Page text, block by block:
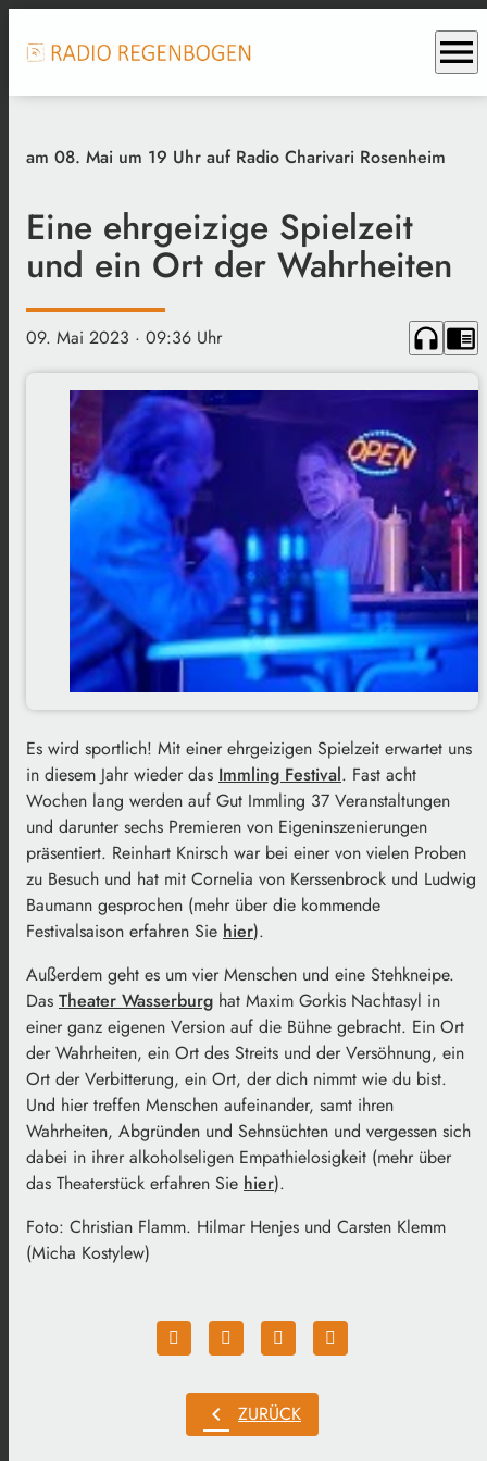
menu
am 08. Mai um 19 Uhr auf Radio Charivari Rosenheim
Eine ehrgeizige Spielzeit
und ein Ort der Wahrheiten
09. Mai 2023 · 09:36 Uhr headphones chrome_reader_mode
Es wird sportlich! Mit einer ehrgeizigen Spielzeit erwartet uns
in diesem Jahr wieder das Immling Festival. Fast acht
Wochen lang werden auf Gut Immling 37 Veranstaltungen
und darunter sechs Premieren von Eigeninszenierungen
präsentiert. Reinhart Knirsch war bei einer von vielen Proben
zu Besuch und hat mit Cornelia von Kerssenbrock und Ludwig
Baumann gesprochen (mehr über die kommende
Festivalsaison erfahren Sie hier).
Außerdem geht es um vier Menschen und eine Stehkneipe.
Das Theater Wasserburg hat Maxim Gorkis Nachtasyl in
einer ganz eigenen Version auf die Bühne gebracht. Ein Ort
der Wahrheiten, ein Ort des Streits und der Versöhnung, ein
Ort der Verbitterung, ein Ort, der dich nimmt wie du bist.
Und hier treffen Menschen aufeinander, samt ihren
Wahrheiten, Abgründen und Sehnsüchten und vergessen sich
dabei in ihrer alkoholseligen Empathielosigkeit (mehr über
das Theaterstück erfahren Sie hier).
Foto: Christian Flamm. Hilmar Henjes und Carsten Klemm
(Micha Kostylew)
chevron_left ZURÜCK